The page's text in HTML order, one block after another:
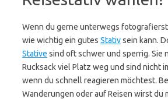
Wenn du gerne unterwegs
wie wichtig ein gutes Stativsein kann.
Stative sind oft schwer und sperrig. Sie
Rucksack viel Platz weg und sind nicht
wenn du schnell reagieren möchtest.
Wanderungen oder auf Reisen wirst du